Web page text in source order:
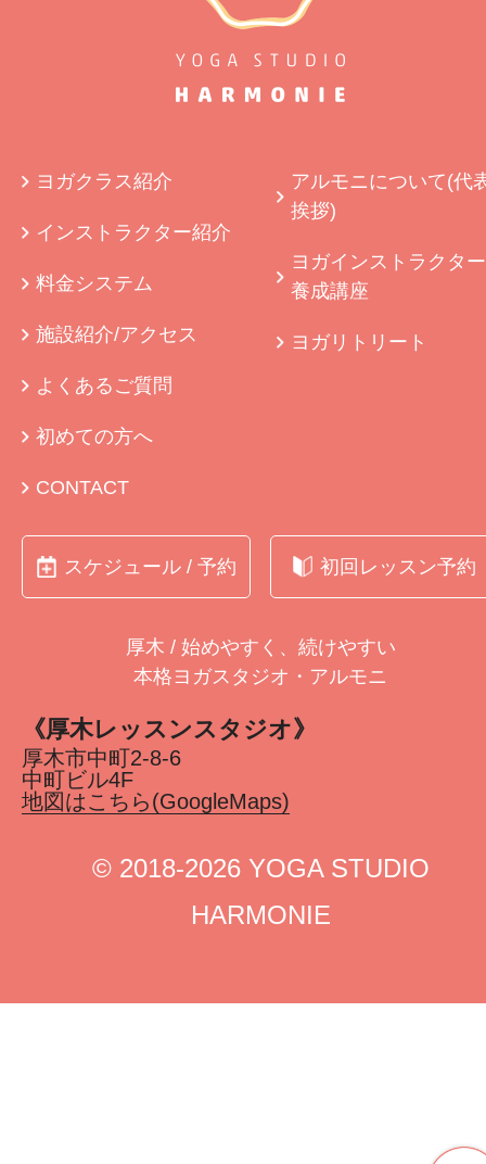
ヨガクラス紹介
インストラクター紹介
料金システム
施設紹介/アクセス
よくあるご質問
初めての方へ
CONTACT
アルモニについて(代
挨拶)
ヨガインストラクター
養成講座
ヨガリトリート
スケジュール / 予約 初回レッスン予約
厚木 / 始めやすく、続けやすい
本格ヨガスタジオ・アルモニ
《厚木レッスンスタジオ》
厚木市中町2-8-6
中町ビル4F
地図はこちら(GoogleMaps)
©︎ 2018-2026 YOGA STUDIO
HARMONIE